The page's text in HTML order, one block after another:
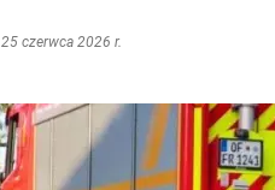
25 czerwca 2026 r.